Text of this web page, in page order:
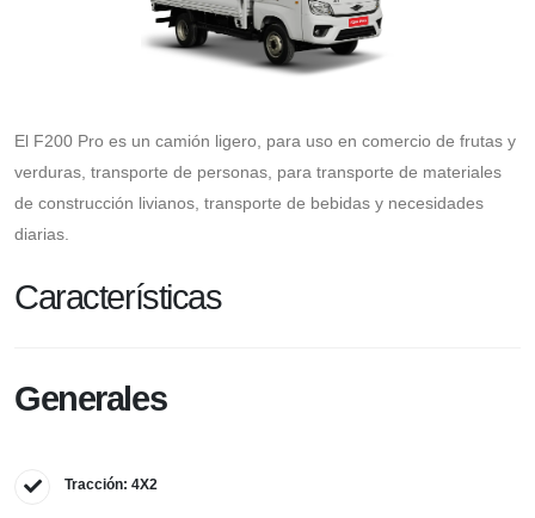
El F200 Pro es un camión ligero, para uso en comercio de frutas y
verduras, transporte de personas, para transporte de materiales
de construcción livianos, transporte de bebidas y necesidades
diarias.
Características
Generales
Tracción: 4X2